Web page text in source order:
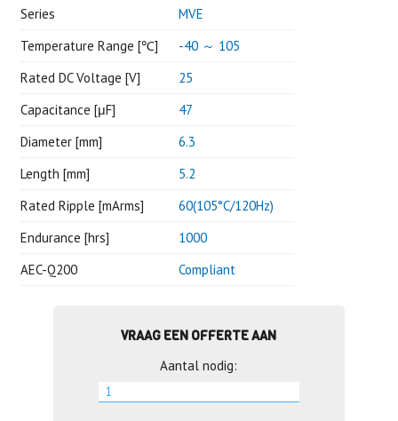
Series
MVE
Temperature Range [℃]
-40 ～ 105
Rated DC Voltage [V]
25
Capacitance [μF]
47
Diameter [mm]
6.3
Length [mm]
5.2
Rated Ripple [mArms]
60(105°C/120Hz)
Endurance [hrs]
1000
AEC-Q200
Compliant
VRAAG EEN OFFERTE AAN
Aantal nodig: